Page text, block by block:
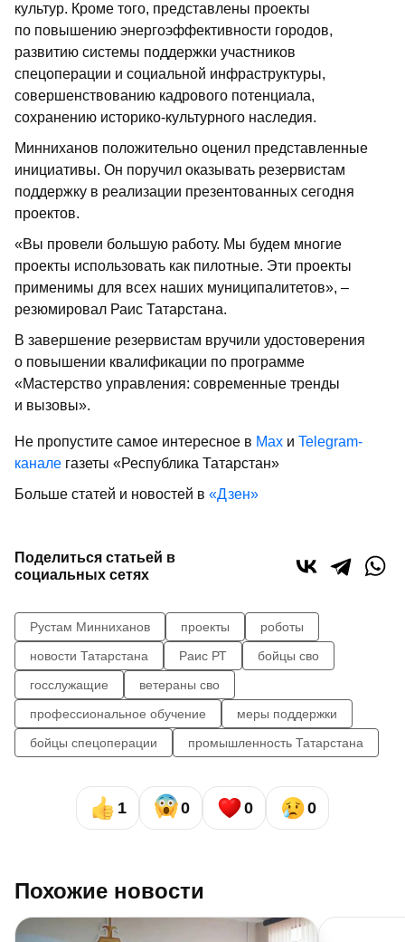
культур. Кроме того, представлены проекты
по повышению энергоэффективности городов,
развитию системы поддержки участников
спецоперации и социальной инфраструктуры,
совершенствованию кадрового потенциала,
сохранению историко-культурного наследия.
Минниханов положительно оценил представленные
инициативы. Он поручил оказывать резервистам
поддержку в реализации презентованных сегодня
проектов.
«Вы провели большую работу. Мы будем многие
проекты использовать как пилотные. Эти проекты
применимы для всех наших муниципалитетов», –
резюмировал Раис Татарстана.
В завершение резервистам вручили удостоверения
о повышении квалификации по программе
«Мастерство управления: современные тренды
и вызовы».
Не пропустите самое интересное в Max и Telegram-
канале газеты «Республика Татарстан»
Больше статей и новостей в «Дзен»
Поделиться статьей в
социальных сетях
Рустам Минниханов проекты
роботы
новости Татарстана
Раис РТ
бойцы сво
госслужащие
ветераны сво
профессиональное обучение
меры поддержки
бойцы спецоперации
промышленность Татарстана
1 0 0 0
Похожие новости